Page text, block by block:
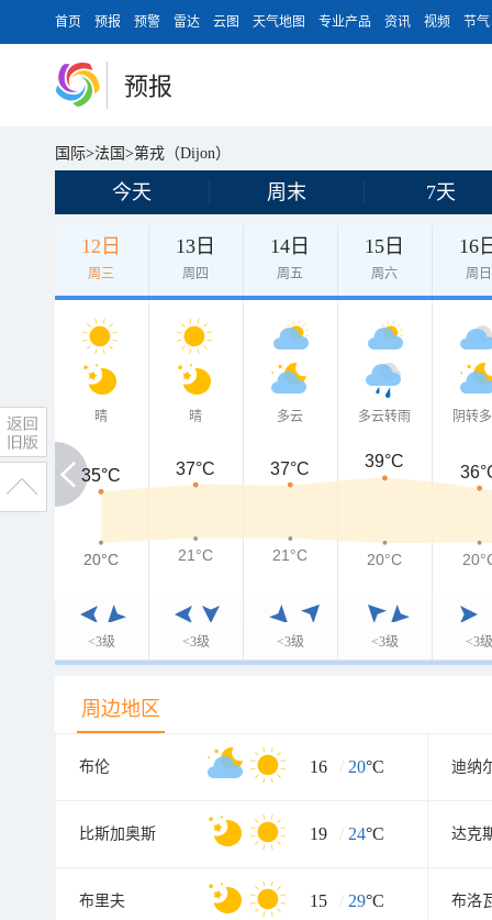
首页 预报 预警 雷达 云图 天气地图 专业产品 资讯 视频 节气
预报
国际>法国 >第戎（Dijon）
今天 周末 7天
12日
周三
13日
周四
14日
周五
15日
周六
16
周日
晴
<3级
晴
<3级
多云
<3级
多云转雨
<3级
阴转
<3级
35°C
35°C 37°C 37°C 39°C
20°C
20°C 21°C 21°C 20°C
周边地区
布伦 16 / 20°C 迪纳
比斯加奥斯 19 / 24°C 达克
布里夫 15 / 29°C 布洛